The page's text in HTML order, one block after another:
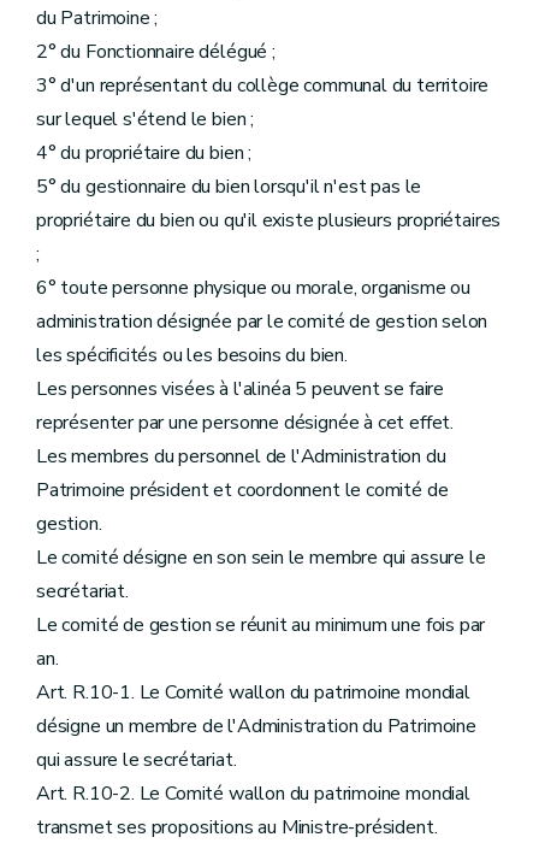
du Patrimoine ;
2° du Fonctionnaire délégué ;
3° d'un représentant du collège communal du territoire
sur lequel s'étend le bien ;
4° du propriétaire du bien ;
5° du gestionnaire du bien lorsqu'il n'est pas le
propriétaire du bien ou qu'il existe plusieurs propriétaires
;
6° toute personne physique ou morale, organisme ou
administration désignée par le comité de gestion selon
les spécificités ou les besoins du bien.
Les personnes visées à l'alinéa 5 peuvent se faire
représenter par une personne désignée à cet effet.
Les membres du personnel de l'Administration du
Patrimoine président et coordonnent le comité de
gestion.
Le comité désigne en son sein le membre qui assure le
secrétariat.
Le comité de gestion se réunit au minimum une fois par
an.
Art. R.10-1. Le Comité wallon du patrimoine mondial
désigne un membre de l'Administration du Patrimoine
qui assure le secrétariat.
Art. R.10-2. Le Comité wallon du patrimoine mondial
transmet ses propositions au Ministre-président.